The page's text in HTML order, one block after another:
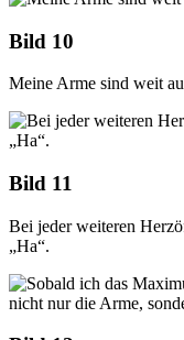
Bild 10
Meine Arme sind weit
Bild 11
Bei jeder weiteren
„Ha“.